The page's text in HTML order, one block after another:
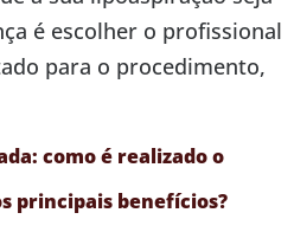
é escolher o profissional
para o procedimento,
como é realizado o
principais benefícios?